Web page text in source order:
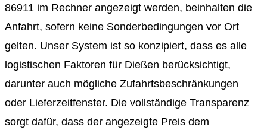
86911 im Rechner angezeigt werden, beinhalten die
Anfahrt, sofern keine Sonderbedingungen vor Ort
gelten. Unser System ist so konzipiert, dass es alle
logistischen Faktoren für Dießen berücksichtigt,
darunter auch mögliche Zufahrtsbeschränkungen
oder Lieferzeitfenster. Die vollständige Transparenz
sorgt dafür, dass der angezeigte Preis dem